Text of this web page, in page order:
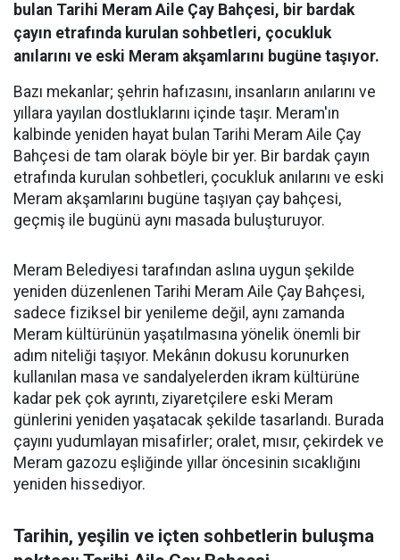
bulan Tarihi Meram Aile Çay Bahçesi, bir bardak
çayın etrafında kurulan sohbetleri, çocukluk
anılarını ve eski Meram akşamlarını bugüne taşıyor.
Bazı mekanlar; şehrin hafızasını, insanların anılarını ve
yıllara yayılan dostluklarını içinde taşır. Meram'ın
kalbinde yeniden hayat bulan Tarihi Meram Aile Çay
Bahçesi de tam olarak böyle bir yer. Bir bardak çayın
etrafında kurulan sohbetleri, çocukluk anılarını ve eski
Meram akşamlarını bugüne taşıyan çay bahçesi,
geçmiş ile bugünü aynı masada buluşturuyor.
Meram Belediyesi tarafından aslına uygun şekilde
yeniden düzenlenen Tarihi Meram Aile Çay Bahçesi,
sadece fiziksel bir yenileme değil, aynı zamanda
Meram kültürünün yaşatılmasına yönelik önemli bir
adım niteliği taşıyor. Mekânın dokusu korunurken
kullanılan masa ve sandalyelerden ikram kültürüne
kadar pek çok ayrıntı, ziyaretçilere eski Meram
günlerini yeniden yaşatacak şekilde tasarlandı. Burada
çayını yudumlayan misafirler; oralet, mısır, çekirdek ve
Meram gazozu eşliğinde yıllar öncesinin sıcaklığını
yeniden hissediyor.
Tarihin, yeşilin ve içten sohbetlerin buluşma